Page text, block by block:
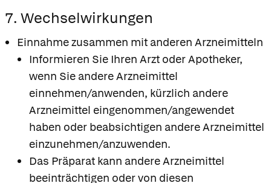
7. Wechselwirkungen
Einnahme zusammen mit anderen Arzneimitteln
Informieren Sie Ihren Arzt oder Apotheker,
wenn Sie andere Arzneimittel
einnehmen/anwenden, kürzlich andere
Arzneimittel eingenommen/angewendet
haben oder beabsichtigen andere Arzneimittel
einzunehmen/anzuwenden.
Das Präparat kann andere Arzneimittel
beeinträchtigen oder von diesen